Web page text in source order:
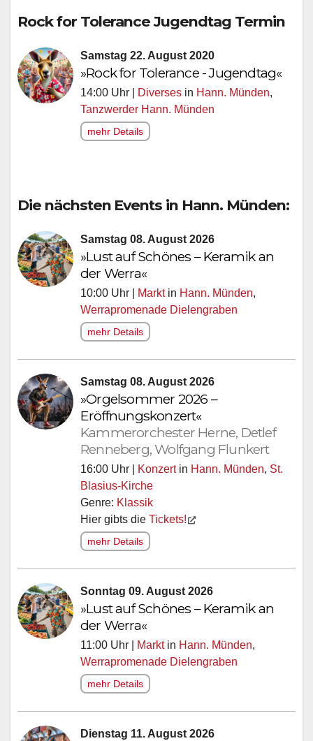
Rock for Tolerance Jugendtag Termin
Samstag 22. August 2020
»Rock for Tolerance - Jugendtag«
14:00 Uhr | Diverses in Hann. Münden,
Tanzwerder Hann. Münden
mehr Details
Die nächsten Events in Hann. Münden:
Samstag 08. August 2026
»Lust auf Schönes – Keramik an
der Werra«
10:00 Uhr | Marktin Hann. Münden,
Werrapromenade Dielengraben
mehr Details
Samstag 08. August 2026
»Orgelsommer 2026 –
Eröffnungskonzert«
Kammerorchester Herne, Detlef
Renneberg, Wolfgang Flunkert
16:00 Uhr | Konzertin Hann. Münden, St.
Blasius-Kirche
Genre: Klassik
Hier gibts die Tickets!
mehr Details
Sonntag 09. August 2026
»Lust auf Schönes – Keramik an
der Werra«
11:00 Uhr | Marktin Hann. Münden,
Werrapromenade Dielengraben
mehr Details
Dienstag 11. August 2026